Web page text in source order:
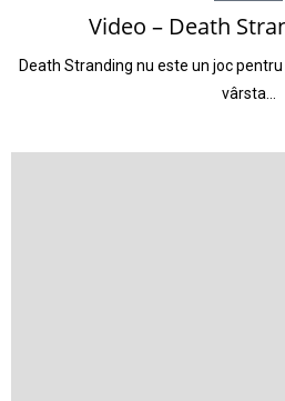
Video – Death
Death Stranding nu este un joc
vârsta…